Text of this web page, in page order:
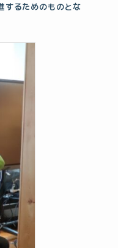
するためのものとな